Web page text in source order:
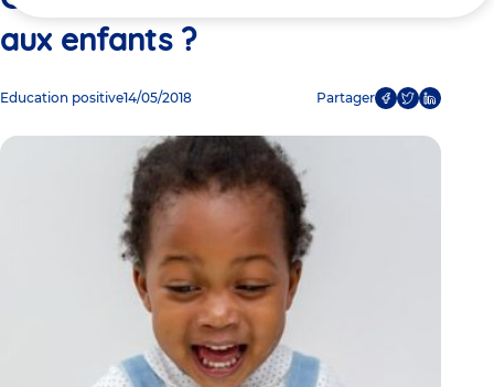
ici
aux enfants ?
Education positive14/05/2018 Partager